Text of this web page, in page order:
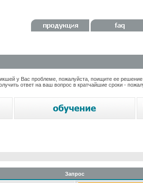
у Вас проблеме, пожалуйста, поищите ее решение
ответ на ваш вопрос в кратчайшие сроки -
Запрос